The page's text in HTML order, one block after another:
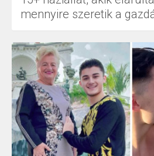
mennyire szeretik a